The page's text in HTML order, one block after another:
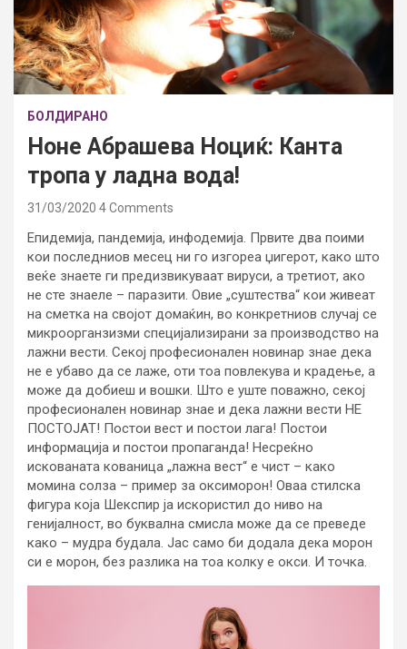
БОЛДИРАНО
Ноне Абрашева Ноциќ: Канта
тропа у ладна вода!
31/03/2020 4 Comments
Епидемија, пандемија, инфодемија. Првите два поими
кои последниов месец ни го изгореа џигерот, како што
веќе знаете ги предизвикуваат вируси, а третиот, ако
не сте знаеле – паразити. Овие „суштества“ кои живеат
на сметка на својот домаќин, во конкретниов случај се
микроорганзизми специјализирани за производство на
лажни вести. Секој професионален новинар знае дека
не е убаво да се лаже, оти тоа повлекува и крадење, а
може да добиеш и вошки. Што е уште поважно, секој
професионален новинар знае и дека лажни вести НЕ
ПОСТОЈАТ! Постои вест и постои лага! Постои
информација и постои пропаганда! Несреќно
искованата кованица „лажна вест“ е чист – како
момина солза – пример за оксиморон! Оваа стилска
фигура која Шекспир ја искористил до ниво на
генијалност, во буквална смисла може да се преведе
како – мудра будала. Јас само би додала дека морон
си е морон, без разлика на тоа колку е окси. И точка.